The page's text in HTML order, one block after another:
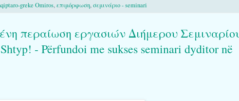
greke Omiros,επιμόρφωση,σεμινάριο - seminari
περαίωση εργασιών Διήμερου
- Përfundoi me sukses seminari dyditor në